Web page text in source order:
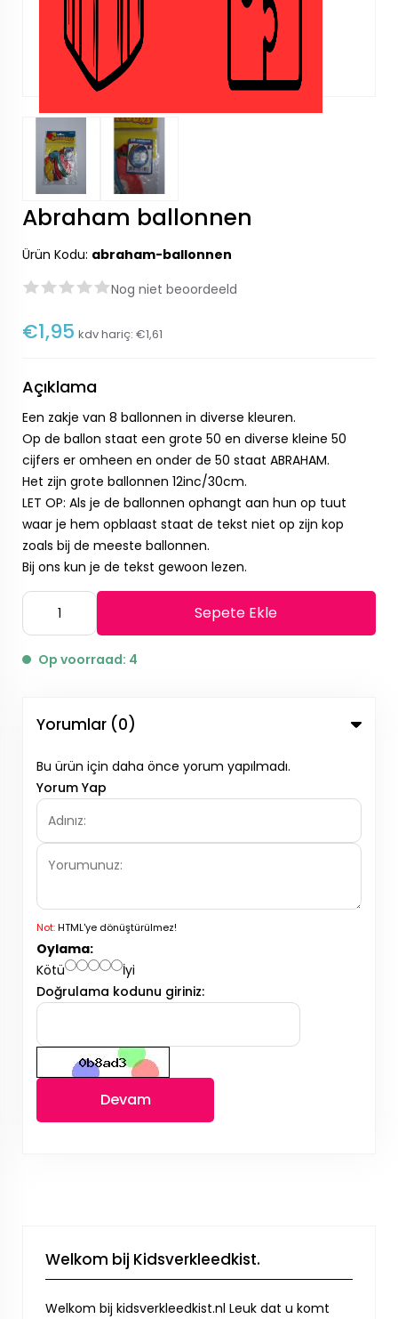
Abraham ballonnen
Ürün Kodu: abraham-ballonnen
Nog niet beoordeeld
€1,95 kdv hariç: €1,61
Açıklama
Een zakje van 8 ballonnen in diverse kleuren.
Op de ballon staat een grote 50 en diverse kleine 50
cijfers er omheen en onder de 50 staat ABRAHAM.
Het zijn grote ballonnen 12inc/30cm.
LET OP: Als je de ballonnen ophangt aan hun op tuut
waar je hem opblaast staat de tekst niet op zijn kop
zoals bij de meeste ballonnen.
Bij ons kun je de tekst gewoon lezen.
Sepete Ekle
Op voorraad: 4
Yorumlar (0)
Bu ürün için daha önce yorum yapılmadı.
Yorum Yap
Not:HTML'ye dönüştürülmez!
Oylama:
Kötü
İyi
Doğrulama kodunu giriniz:
Devam
Welkom bij Kidsverkleedkist.
Welkom bij kidsverkleedkist.nl Leuk dat u komt